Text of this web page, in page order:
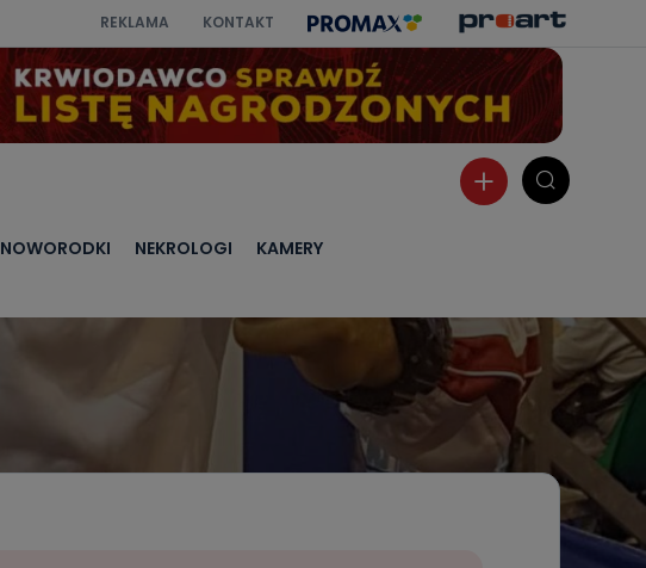
REKLAMA KONTAKT
NOWORODKI NEKROLOGI KAMERY